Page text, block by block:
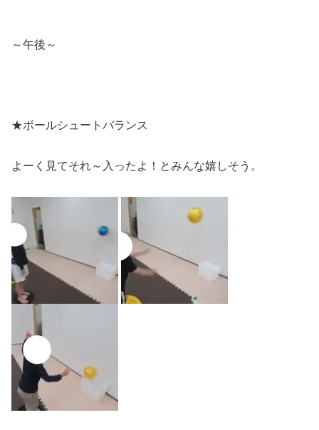
～午後～
★ボールシュートバランス
よーく見てそれ～入ったよ！とみんな嬉しそう。